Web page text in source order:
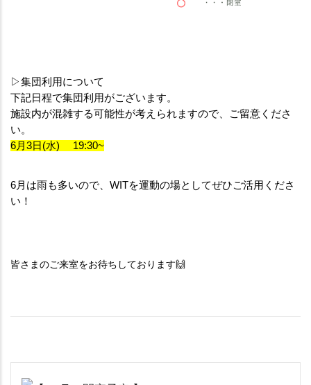
▷集団利用について
下記日程で集団利用がございます。
施設内が混雑する可能性が考えられますので、ご留意くださ
い。
6月3日(水) 　19:30~
6月は雨も多いので、WITを運動の場としてぜひご活用くださ
い！
皆さまのご来室をお待ちしております🙌